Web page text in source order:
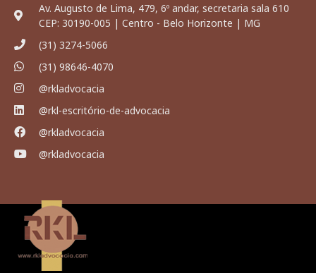
Av. Augusto de Lima, 479, 6º andar, secretaria sala 610
CEP: 30190-005 | Centro - Belo Horizonte | MG
(31) 3274-5066
(31) 98646-4070
@rkladvocacia
@rkl-escritório-de-advocacia
@rkladvocacia
@rkladvocacia